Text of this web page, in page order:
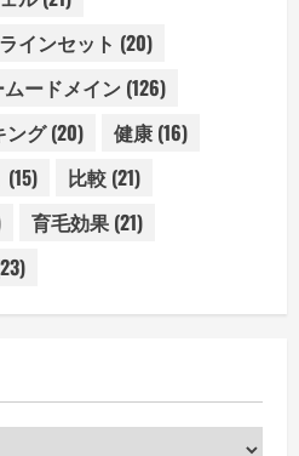
インセット (20)
ムードメイン (126)
ング(20) 健康 (16)
(15) 比較 (21)
育毛効果 (21)